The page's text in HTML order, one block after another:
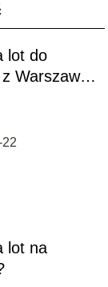
lot do
Warszawy?
lot na